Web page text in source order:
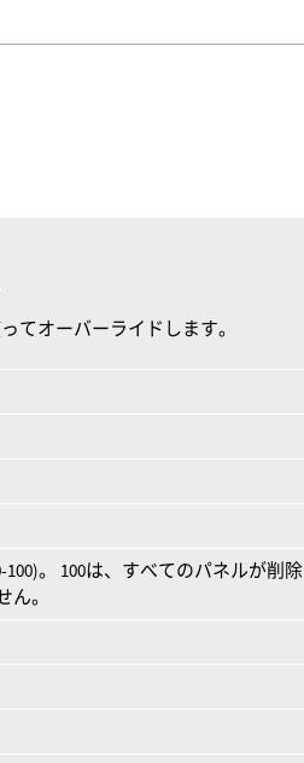
てオーバーライドします。
。 100は、すべてのパネルが削除
。